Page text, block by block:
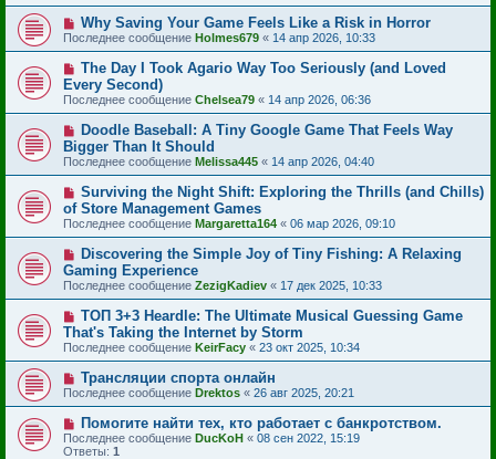
Why Saving Your Game Feels Like a Risk in Horror
Последнее сообщение Holmes679 « 14 апр 2026, 10:33
The Day I Took Agario Way Too Seriously (and Loved
Every Second)
Последнее сообщение Chelsea79 « 14 апр 2026, 06:36
Doodle Baseball: A Tiny Google Game That Feels Way
Bigger Than It Should
Последнее сообщение Melissa445 « 14 апр 2026, 04:40
Surviving the Night Shift: Exploring the Thrills (and Chills)
of Store Management Games
Последнее сообщение Margaretta164 « 06 мар 2026, 09:10
Discovering the Simple Joy of Tiny Fishing: A Relaxing
Gaming Experience
Последнее сообщение ZezigKadiev « 17 дек 2025, 10:33
ТОП 3+3 Heardle: The Ultimate Musical Guessing Game
That's Taking the Internet by Storm
Последнее сообщение KeirFacy « 23 окт 2025, 10:34
Трансляции спорта онлайн
Последнее сообщение Drektos « 26 авг 2025, 20:21
Помогите найти тех, кто работает с банкротством.
Последнее сообщение DucKoH « 08 сен 2022, 15:19
Ответы: 1